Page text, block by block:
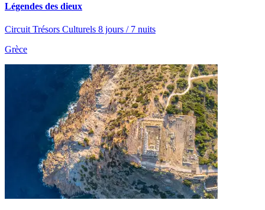
Légendes des dieux
Circuit Trésors Culturels 8 jours / 7 nuits
Grèce